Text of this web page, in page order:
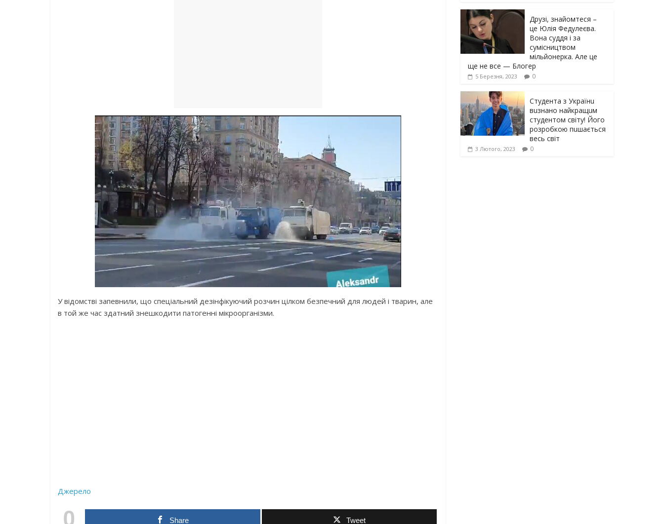
У відомстві запевнили, що спеціальний дезінфікуючий розчин цілком безпечний для людей і тварин, але
в той же час здатний знешкодити патогенні мікроорганізми.
Джерело
0 Share Tweet
Друзі, знайомтеся –
це Юлія Федулеєва.
Вона суддя і за
сумісництвом
мільйонерка. Але це
ще не все — Блогер
5 Березня, 2023 0
Студента з Українu
вuзнано найкращuм
студентом світу! Його
розробкою пuшається
весь світ
3 Лютого, 2023 0